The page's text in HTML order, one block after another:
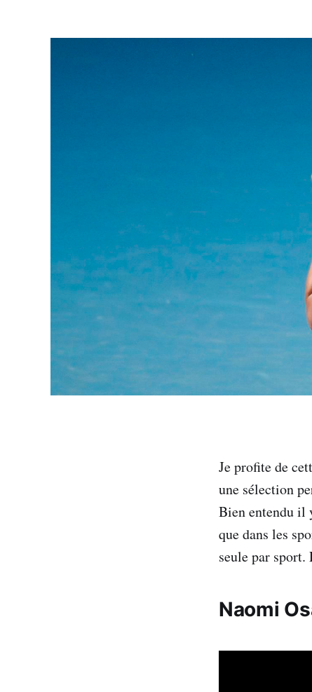
Je profite de
une sélection
Bien entendu il
que dans les
seule par sport.
Naomi